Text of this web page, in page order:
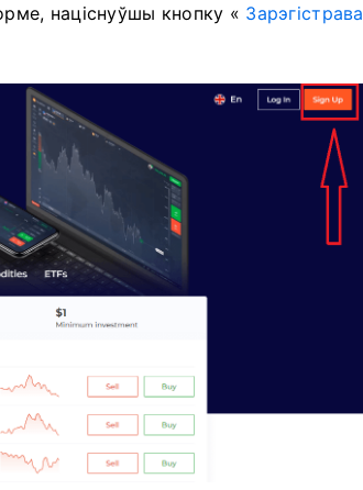
націснуўшы кнопку « Зарэгістрава